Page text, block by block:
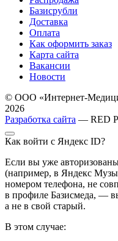
Базисрубли
Доставка
Оплата
Как оформить заказ
Карта сайта
Вакансии
Новости
© ООО «Интернет-
2026
Разработка сайта — RED
Как войти с Яндекс ID?
Если вы уже
(например, в Яндекс
номером телефона, не
в профиле Базисмеда, —
а не в свой старый.
В этом случае: